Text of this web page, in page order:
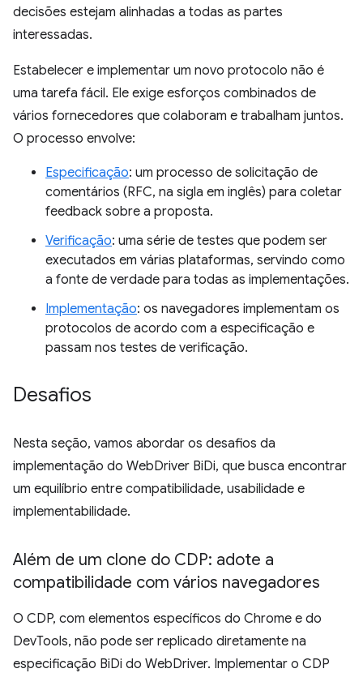
decisões estejam alinhadas a todas as partes
interessadas.
Estabelecer e implementar um novo protocolo não é
uma tarefa fácil. Ele exige esforços combinados de
vários fornecedores que colaboram e trabalham juntos.
O processo envolve:
Especificação: um processo de solicitação de
comentários (RFC, na sigla em inglês) para coletar
feedback sobre a proposta.
Verificação: uma série de testes que podem ser
executados em várias plataformas, servindo como
a fonte de verdade para todas as implementações.
Implementação: os navegadores implementam os
protocolos de acordo com a especificação e
passam nos testes de verificação.
Desafios
Nesta seção, vamos abordar os desafios da
implementação do WebDriver BiDi, que busca encontrar
um equilíbrio entre compatibilidade, usabilidade e
implementabilidade.
Além de um clone do CDP: adote a
compatibilidade com vários navegadores
O CDP, com elementos específicos do Chrome e do
DevTools, não pode ser replicado diretamente na
especificação BiDi do WebDriver. Implementar o CDP